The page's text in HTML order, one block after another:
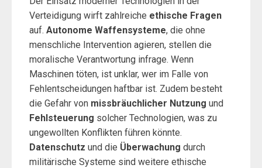
Verteidigung wirft zahlreiche ethische Fragen
auf. Autonome Waffensysteme, die ohne
menschliche Intervention agieren, stellen die
moralische Verantwortung infrage. Wenn
Maschinen töten, ist unklar, wer im Falle von
Fehlentscheidungen haftbar ist. Zudem besteht
die Gefahr von missbräuchlicher Nutzung und
Fehlsteuerung solcher Technologien, was zu
ungewollten Konflikten führen könnte.
Datenschutz und die Überwachung durch
militärische Systeme sind weitere ethische